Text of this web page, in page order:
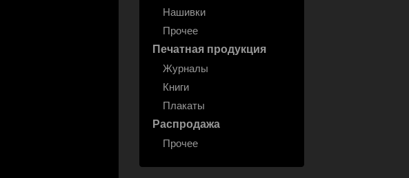
Нашивки
Прочее
Печатная продукция
Журналы
Книги
Плакаты
Распродажа
Прочее